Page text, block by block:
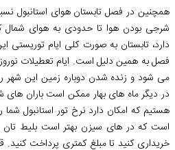
همچنین در فصل تابستان هوای استانبول
شرجی بودن هوا تا حدودی به هوای شمال
دارد، تابستان به صورت کلی ایام توریستی
فصل به همین دلیل است. ایام تعطیلات
می شود و زنده شدن دوباره زمین این
در دیگر ماه‌ های بهار ممکن است باران ‌های
هستیم که امکان دارد نرخ تور استانبول شما
است که در های سیزن بهتر است بلیط‌ تان
خریداری کنید تا مبلغ کمتری پرداخت کنید.